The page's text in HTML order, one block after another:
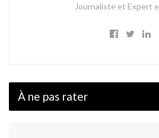
Journaliste et Expert
À ne pas rater